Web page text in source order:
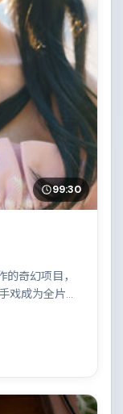
99:30
奇幻项目，
戏成为全片高
乐与摄影风